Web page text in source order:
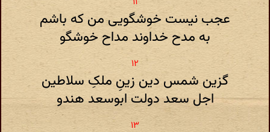
عجب نیست خوشگویی من‌ که باشم
به مدح خداوند مداح خوشگو
گزین شمس دین زین‌ِ ملکِ سلاطین
اجل سعد دولت ابوسعد هندو